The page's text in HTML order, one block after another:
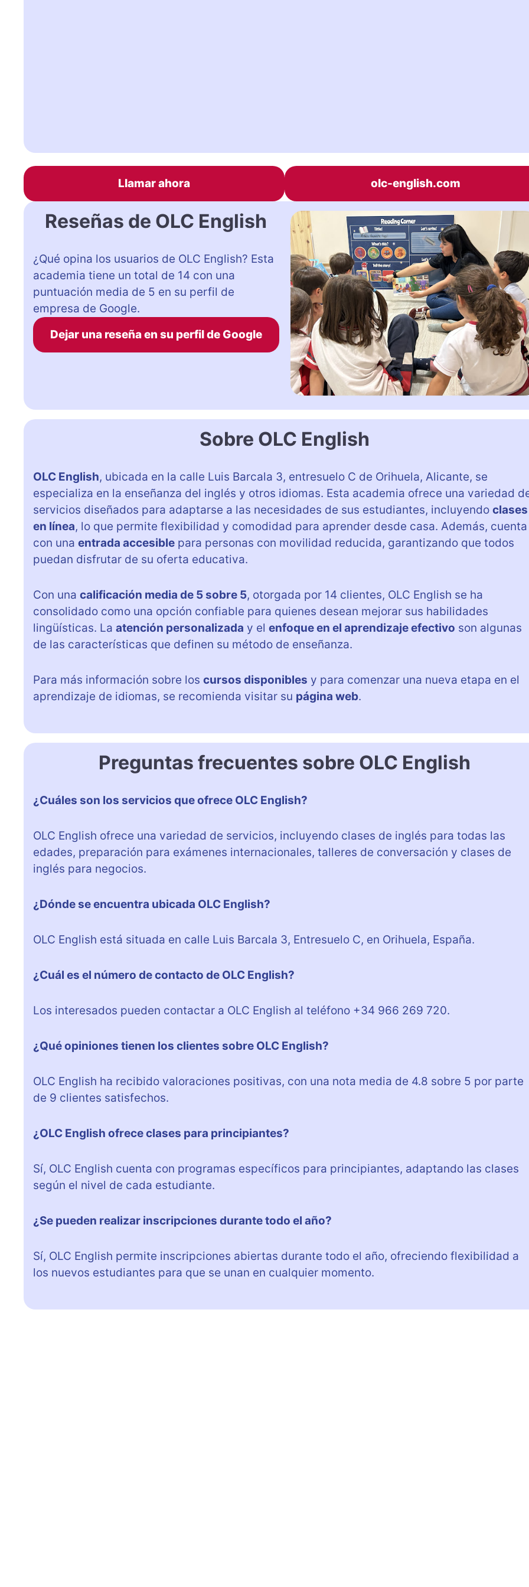
Llamar ahora olc-english.com
Reseñas de OLC English
¿Qué opina los usuarios de OLC English? Esta
academia tiene un total de 14 con una
puntuación media de 5 en su perfil de
empresa de Google.
Dejar una reseña en su perfil de Google
Sobre OLC English
OLC English, ubicada en la calle Luis Barcala 3, entresuelo C de Orihuela, Alicante, se
especializa en la enseñanza del inglés y otros idiomas. Esta academia ofrece una variedad
servicios diseñados para adaptarse a las necesidades de sus estudiantes, incluyendo clases
en línea, lo que permite flexibilidad y comodidad para aprender desde casa. Además, cuenta
con una entrada accesible para personas con movilidad reducida, garantizando que todos
puedan disfrutar de su oferta educativa.
Con una calificación media de 5 sobre 5, otorgada por 14 clientes, OLC English se ha
consolidado como una opción confiable para quienes desean mejorar sus habilidades
lingüísticas. La atención personalizada y el enfoque en el aprendizaje efectivo son algunas
de las características que definen su método de enseñanza.
Para más información sobre los cursos disponibles y para comenzar una nueva etapa en el
aprendizaje de idiomas, se recomienda visitar su página web.
Preguntas frecuentes sobre OLC English
¿Cuáles son los servicios que ofrece OLC English?
OLC English ofrece una variedad de servicios, incluyendo clases de inglés para todas las
edades, preparación para exámenes internacionales, talleres de conversación y clases de
inglés para negocios.
¿Dónde se encuentra ubicada OLC English?
OLC English está situada en calle Luis Barcala 3, Entresuelo C, en Orihuela, España.
¿Cuál es el número de contacto de OLC English?
Los interesados pueden contactar a OLC English al teléfono +34 966 269 720.
¿Qué opiniones tienen los clientes sobre OLC English?
OLC English ha recibido valoraciones positivas, con una nota media de 4.8 sobre 5 por parte
de 9 clientes satisfechos.
¿OLC English ofrece clases para principiantes?
Sí, OLC English cuenta con programas específicos para principiantes, adaptando las clases
según el nivel de cada estudiante.
¿Se pueden realizar inscripciones durante todo el año?
Sí, OLC English permite inscripciones abiertas durante todo el año, ofreciendo flexibilidad a
los nuevos estudiantes para que se unan en cualquier momento.